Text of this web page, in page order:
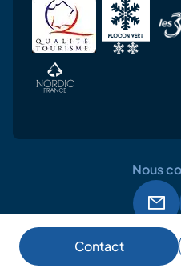
Contact
Mentions légales
Nous